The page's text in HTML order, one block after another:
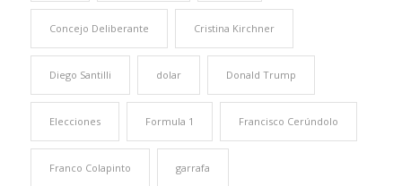
Concejo Deliberante Cristina Kirchner
Diego Santilli dolar Donald Trump
Elecciones Formula 1 Francisco Cerúndolo
Franco Colapinto garrafa